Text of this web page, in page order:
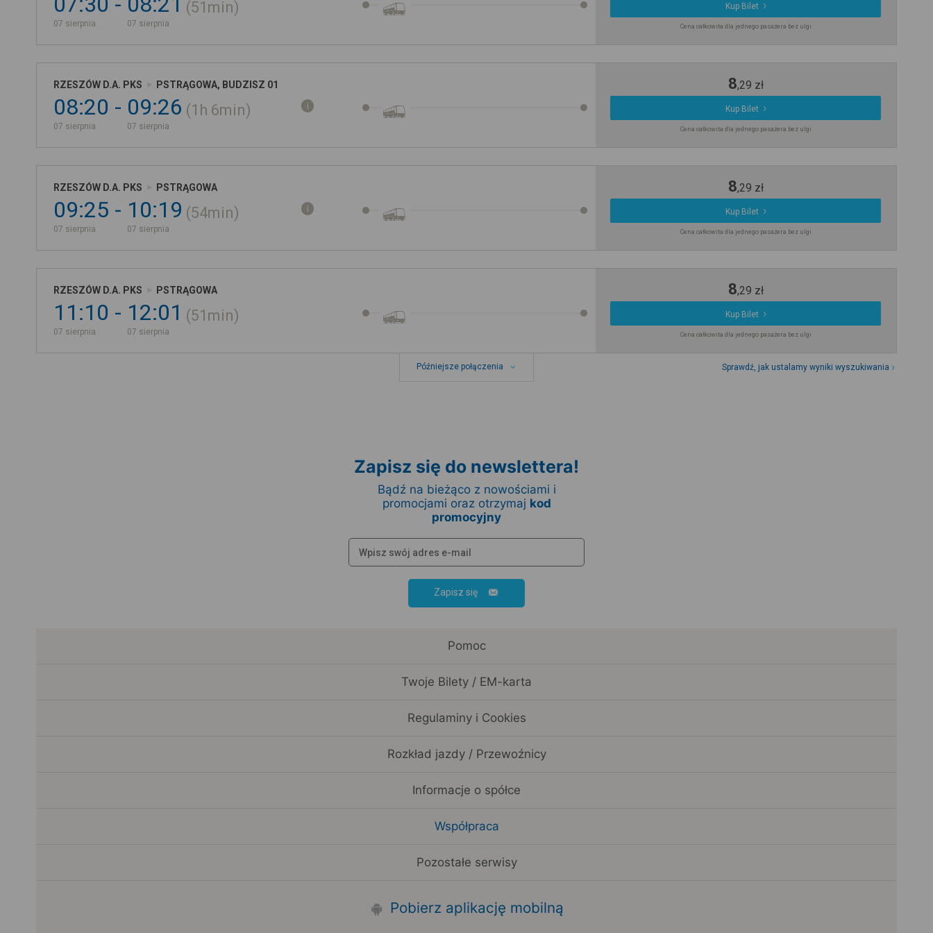
07 sierpnia 07 sierpnia
51min Kup Bilet
Cena całkowita dla jednego pasażera bez ulgi
RZESZÓW D.A. PKS PSTRĄGOWA, BUDZISZ 01
08:20
07 sierpnia
09:26
07 sierpnia
1h 6min
8,29 zł
Kup Bilet
Cena całkowita dla jednego pasażera bez ulgi
RZESZÓW D.A. PKS PSTRĄGOWA
09:25
07 sierpnia
10:19
07 sierpnia
54min
8,29 zł
Kup Bilet
Cena całkowita dla jednego pasażera bez ulgi
RZESZÓW D.A. PKS PSTRĄGOWA
11:10
07 sierpnia
12:01
07 sierpnia
51min
8,29 zł
Kup Bilet
Cena całkowita dla jednego pasażera bez ulgi
Późniejsze połączenia Sprawdź, jak ustalamy wyniki wyszukiwania
Zapisz się do newslettera!
Bądź na bieżąco z nowościami i
promocjami oraz otrzymaj kod
promocyjny
Zapisz się
Pomoc
Twoje Bilety / EM-karta
Regulaminy i Cookies
Rozkład jazdy / Przewoźnicy
Informacje o spółce
Współpraca
Pozostałe serwisy
Pobierz aplikację mobilną